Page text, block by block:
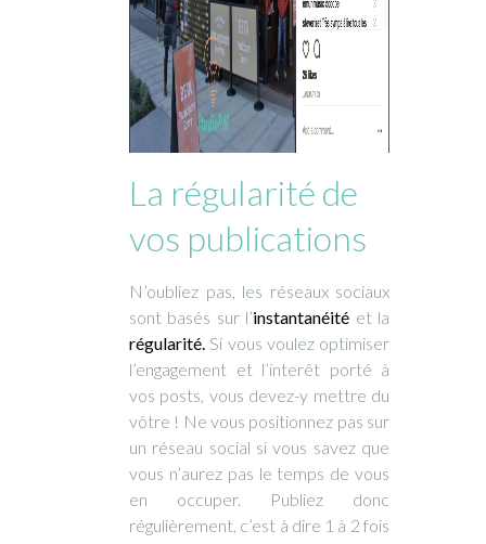
La régularité de
vos publications
N’oubliez pas, les réseaux sociaux
sont basés sur l’instantanéité et la
régularité. Si vous voulez optimiser
l’engagement et l’interêt porté à
vos posts, vous devez-y mettre du
vôtre ! Ne vous positionnez pas sur
un réseau social si vous savez que
vous n’aurez pas le temps de vous
en occuper. Publiez donc
régulièrement, c’est à dire 1 à 2 fois